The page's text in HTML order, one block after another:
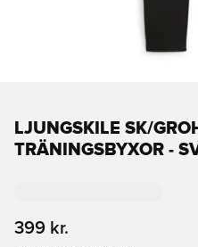
LJUNGSKILE SK/
TRÄNINGSBYXOR -
399 kr.